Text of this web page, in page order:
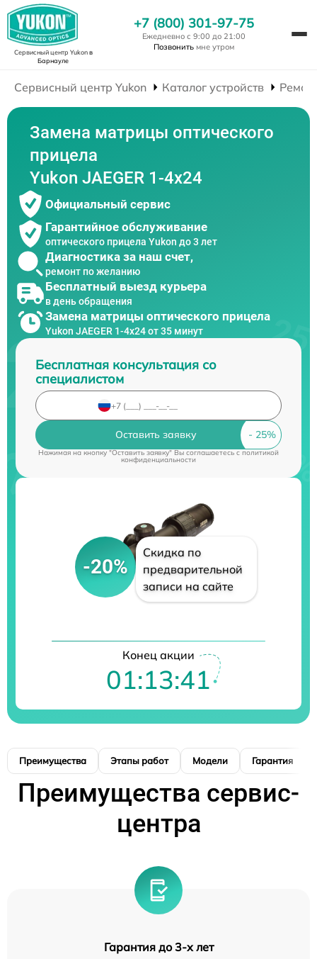
Сервисный центр Yukonв
Барнауле
+7 (800) 301-97-75
Ежедневно с 9:00 до 21:00
Позвонить мне утром
Сервисный центр Yukon Каталог устройств
Замена матрицы оптического
прицела
Yukon JAEGER 1-4x24
Официальный сервис
Гарантийное обслуживание
оптического прицела Yukon до 3 лет
Диагностика за наш счет,
ремонт по желанию
Бесплатный выезд курьера
в день обращения
Замена матрицы оптического прицела
Yukon JAEGER 1-4x24 от 35 минут
Бесплатная консультация со
специалистом
Оставить заявку
Нажимая на кнопку "Оставить заявку" Вы соглашаетесь cполитикой
конфиденциальности
-20%
Скидка по
предварительной
записи на сайте
Конец акции
01:13:40
Преимущества Этапы работ Модели Гарантия
Преимущества сервис-
центра
Гарантия до 3-х лет